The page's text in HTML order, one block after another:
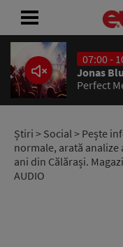
07:00 -
Jonas
Perfect
Știri > Social> Pește
normale, arată analize
ani din Călărași.
AUDIO
ACASĂ
ȘTIRI
RADIO
CONCURSURI